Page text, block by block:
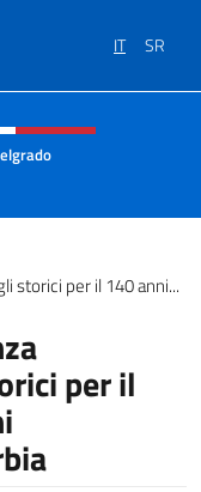
IT SR
e menù
storici per il 140 anni...
per il